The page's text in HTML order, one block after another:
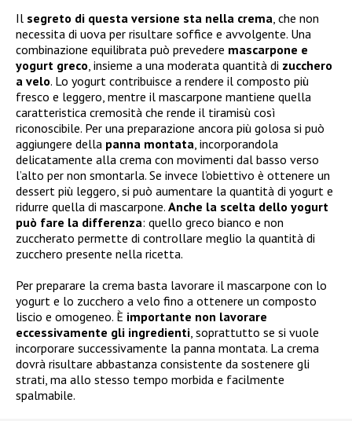
Il segreto di questa versione sta nella crema, che non
necessita di uova per risultare soffice e avvolgente. Una
combinazione equilibrata può prevedere mascarpone e
yogurt greco, insieme a una moderata quantità di zucchero
a velo. Lo yogurt contribuisce a rendere il composto più
fresco e leggero, mentre il mascarpone mantiene quella
caratteristica cremosità che rende il tiramisù così
riconoscibile. Per una preparazione ancora più golosa si può
aggiungere della panna montata, incorporandola
delicatamente alla crema con movimenti dal basso verso
l’alto per non smontarla. Se invece l’obiettivo è ottenere un
dessert più leggero, si può aumentare la quantità di yogurt e
ridurre quella di mascarpone. Anche la scelta dello yogurt
può fare la differenza: quello greco bianco e non
zuccherato permette di controllare meglio la quantità di
zucchero presente nella ricetta.
Per preparare la crema basta lavorare il mascarpone con lo
yogurt e lo zucchero a velo fino a ottenere un composto
liscio e omogeneo. È importante non lavorare
eccessivamente gli ingredienti, soprattutto se si vuole
incorporare successivamente la panna montata. La crema
dovrà risultare abbastanza consistente da sostenere gli
strati, ma allo stesso tempo morbida e facilmente
spalmabile.